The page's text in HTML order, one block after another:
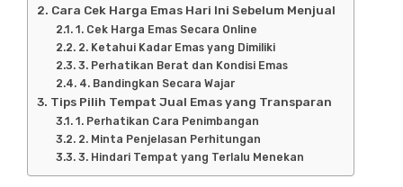
Cara Cek Harga Emas Hari Ini Sebelum Menjual
1. Cek Harga Emas Secara Online
2. Ketahui Kadar Emas yang Dimiliki
3. Perhatikan Berat dan Kondisi Emas
4. Bandingkan Secara Wajar
Tips Pilih Tempat Jual Emas yang Transparan
1. Perhatikan Cara Penimbangan
2. Minta Penjelasan Perhitungan
3. Hindari Tempat yang Terlalu Menekan